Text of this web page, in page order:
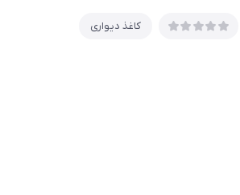
کاغذ دیواری